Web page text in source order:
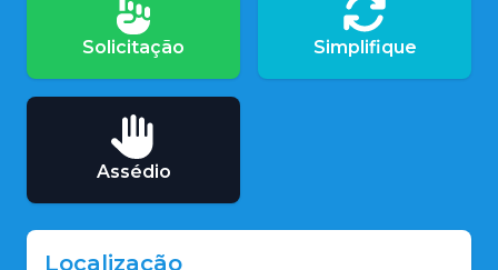
Solicitação Simplifique
Assédio
Localização